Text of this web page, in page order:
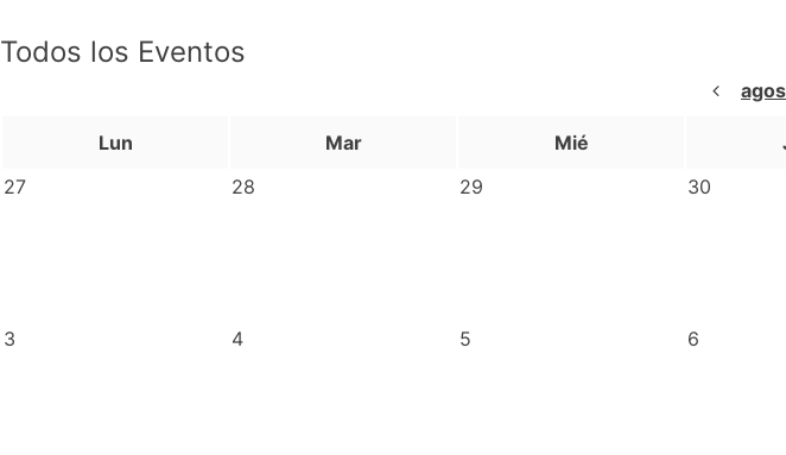
Todos los Eventos
Lun Mar Mié
27
28 29 30
3 4 5 6